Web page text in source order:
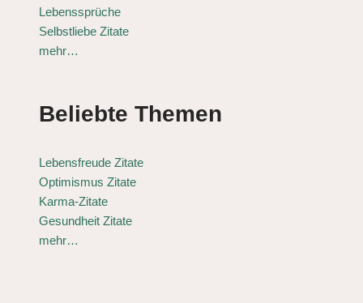
Lebenssprüche
Selbstliebe Zitate
mehr…
Beliebte Themen
Lebensfreude Zitate
Optimismus Zitate
Karma-Zitate
Gesundheit Zitate
mehr…